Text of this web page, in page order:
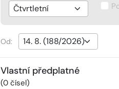
Od:
Vlastní předplatné
(0čísel)